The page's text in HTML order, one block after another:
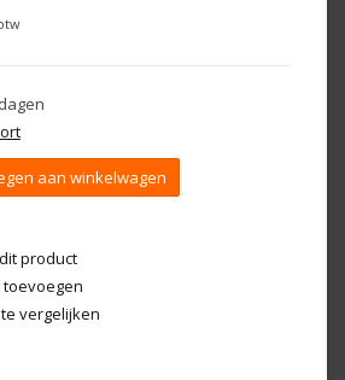
aan winkelwagen
product
vergelijken